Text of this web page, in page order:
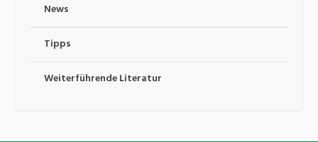
News
Tipps
Weiterführende Literatur